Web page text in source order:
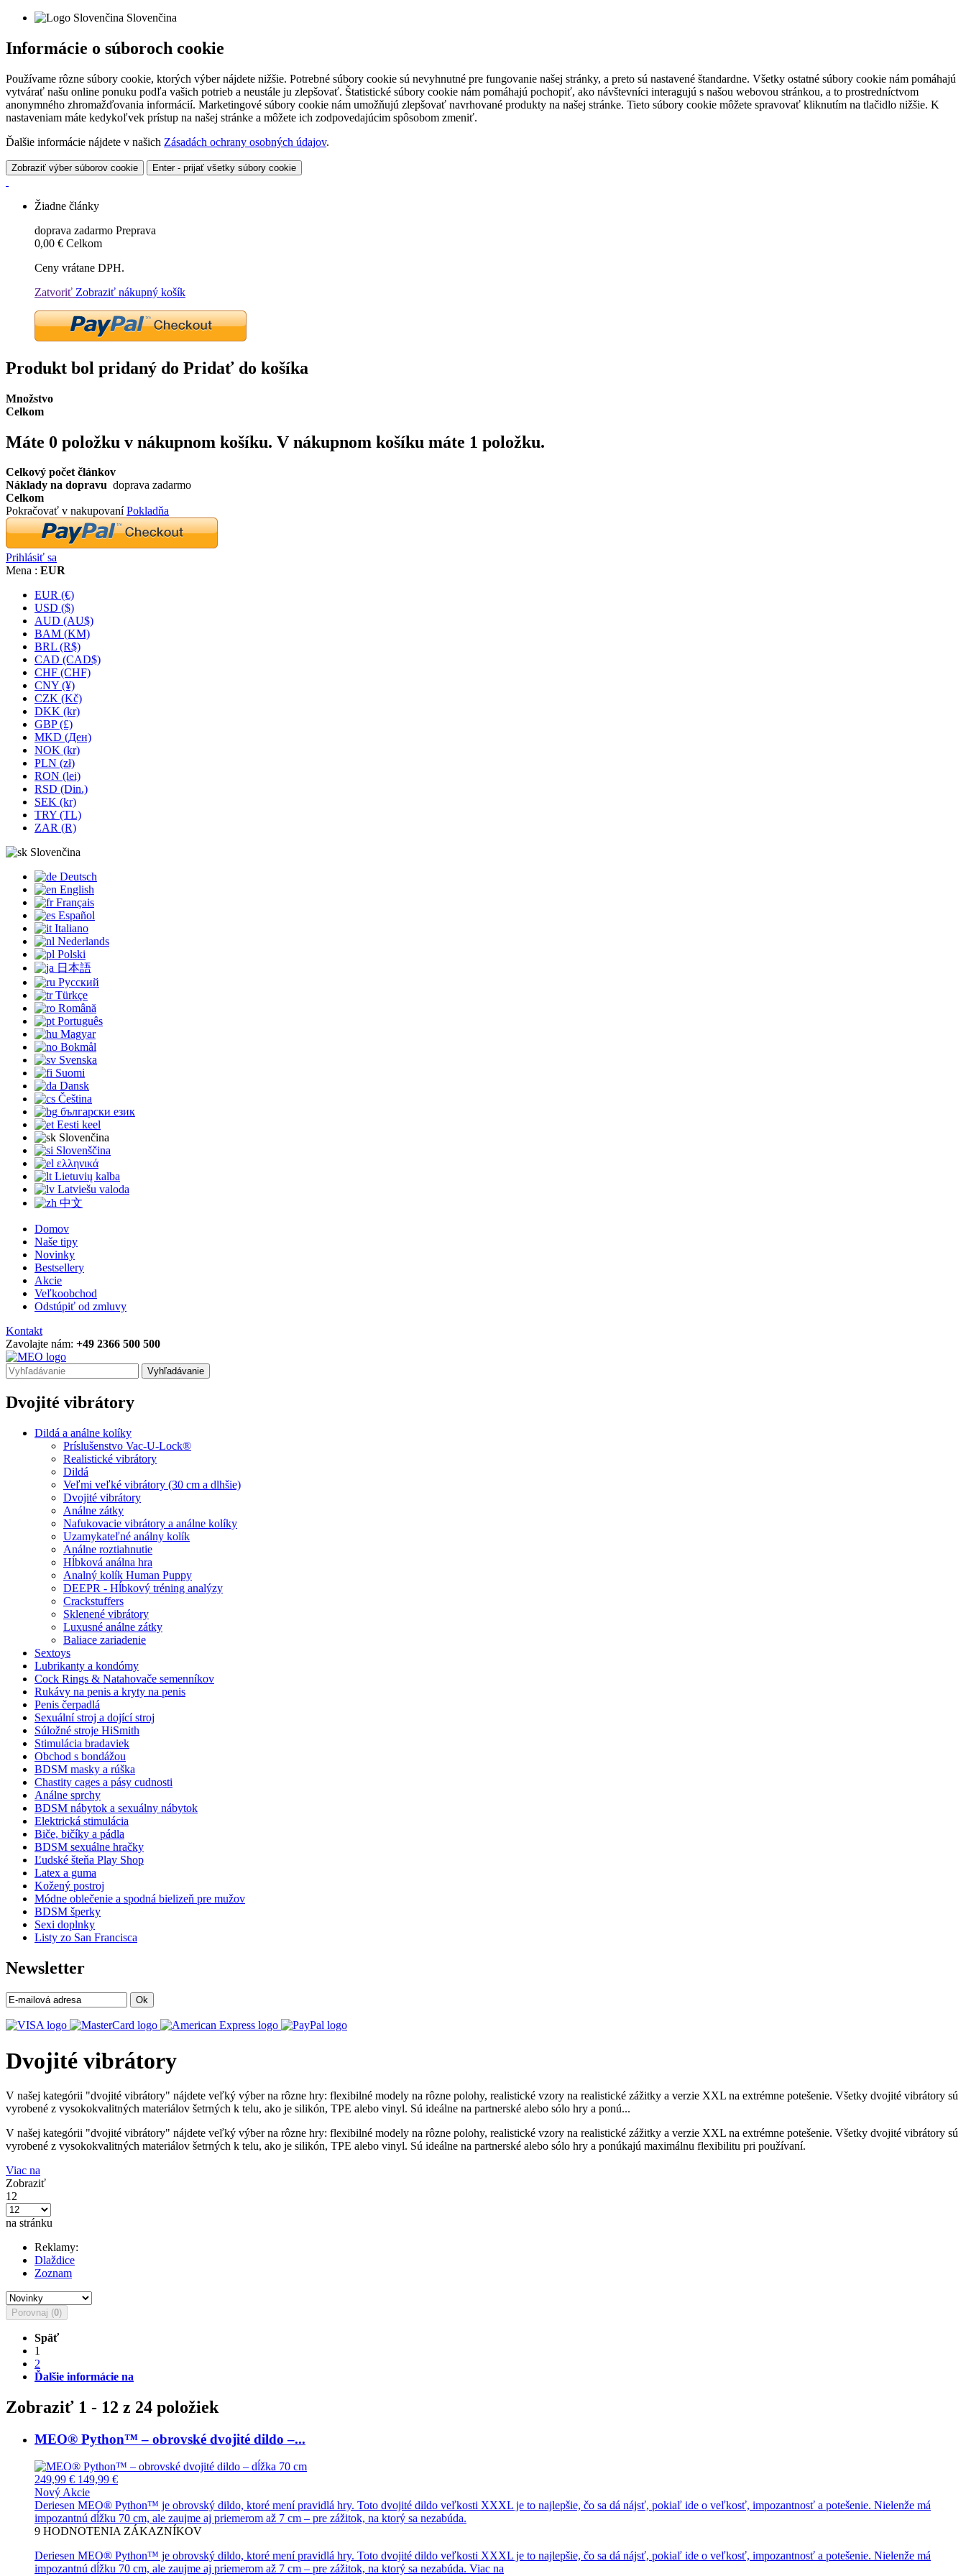
Slovenčina
Informácie o súboroch cookie
Používame rôzne súbory cookie, ktorých výber nájdete nižšie. Potrebné súbory cookie sú nevyhnutné pre fungovanie našej stránky, a preto sú nastavené štandardne. Všetky ostatné súbory cookie nám pomáhajú
vytvárať našu online ponuku podľa vašich potrieb a neustále ju zlepšovať. Štatistické súbory cookie nám pomáhajú pochopiť, ako návštevníci interagujú s našou webovou stránkou, a to prostredníctvom
anonymného zhromažďovania informácií. Marketingové súbory cookie nám umožňujú zlepšovať navrhované produkty na našej stránke. Tieto súbory cookie môžete spravovať kliknutím na tlačidlo nižšie. K
nastaveniam máte kedykoľvek prístup na našej stránke a môžete ich zodpovedajúcim spôsobom zmeniť.
Ďalšie informácie nájdete v našich Zásadách ochrany osobných údajov.
Zobraziť výber súborov cookie Enter - prijať všetky súbory cookie
Žiadne články
doprava zadarmo Preprava
0,00 € Celkom
Ceny vrátane DPH.
Zatvoriť Zobraziť nákupný košík
Produkt bol pridaný do Pridať do košíka
Množstvo
Celkom
Máte 0 položku v nákupnom košíku. V nákupnom košíku máte 1 položku.
Celkový počet článkov
Náklady na dopravu doprava zadarmo
Celkom
Pokračovať v nakupovaníPokladňa
Prihlásiť sa
Mena : EUR
EUR (€)
USD ($)
AUD (AU$)
BAM (KM)
BRL (R$)
CAD (CAD$)
CHF (CHF)
CNY (¥)
CZK (Kč)
DKK (kr)
GBP (£)
MKD (Ден)
NOK (kr)
PLN (zł)
RON (lei)
RSD (Din.)
SEK (kr)
TRY (TL)
ZAR (R)
Slovenčina
Deutsch
English
Français
Español
Italiano
Nederlands
Polski
日本語
Русский
Türkçe
Română
Português
Magyar
Bokmål
Svenska
Suomi
Dansk
Čeština
български език
Eesti keel
Slovenčina
Slovenščina
ελληνικά
Lietuvių kalba
Latviešu valoda
中文
Domov
Naše tipy
Novinky
Bestsellery
Akcie
Veľkoobchod
Odstúpiť od zmluvy
Kontakt
Zavolajte nám: +49 2366 500 500
Vyhľadávanie
Dvojité vibrátory
Dildá a análne kolíky
Príslušenstvo Vac-U-Lock®
Realistické vibrátory
Dildá
Veľmi veľké vibrátory (30 cm a dlhšie)
Dvojité vibrátory
Análne zátky
Nafukovacie vibrátory a análne kolíky
Uzamykateľné análny kolík
Análne roztiahnutie
Hĺbková análna hra
Analný kolík Human Puppy
DEEPR - Hĺbkový tréning analýzy
Crackstuffers
Sklenené vibrátory
Luxusné análne zátky
Baliace zariadenie
Sextoys
Lubrikanty a kondómy
Cock Rings & Natahovače semenníkov
Rukávy na penis a kryty na penis
Penis čerpadlá
Sexuální stroj a dojící stroj
Súložné stroje HiSmith
Stimulácia bradaviek
Obchod s bondážou
BDSM masky a rúška
Chastity cages a pásy cudnosti
Análne sprchy
BDSM nábytok a sexuálny nábytok
Elektrická stimulácia
Biče, bičíky a pádla
BDSM sexuálne hračky
Ľudské šteňa Play Shop
Latex a guma
Kožený postroj
Módne oblečenie a spodná bielizeň pre mužov
BDSM šperky
Sexi doplnky
Listy zo San Francisca
Newsletter
Ok
Dvojité vibrátory
V našej kategórii "dvojité vibrátory" nájdete veľký výber na rôzne hry: flexibilné modely na rôzne polohy, realistické vzory na realistické zážitky a verzie XXL na extrémne potešenie. Všetky dvojité vibrátory sú
vyrobené z vysokokvalitných materiálov šetrných k telu, ako je silikón, TPE alebo vinyl. Sú ideálne na partnerské alebo sólo hry a ponú...
V našej kategórii "dvojité vibrátory" nájdete veľký výber na rôzne hry: flexibilné modely na rôzne polohy, realistické vzory na realistické zážitky a verzie XXL na extrémne potešenie. Všetky dvojité vibrátory sú
vyrobené z vysokokvalitných materiálov šetrných k telu, ako je silikón, TPE alebo vinyl. Sú ideálne na partnerské alebo sólo hry a ponúkajú maximálnu flexibilitu pri používaní.
Viac na
Zobraziť
12
na stránku
Reklamy:
Dlaždice
Zoznam
Porovnaj (0)
Späť
1
2
Ďalšie informácie na
Zobraziť 1 - 12 z 24 položiek
MEO® Python™ – obrovské dvojité dildo –...
249,99 € 149,99 €
NovýAkcie
Deriesen MEO® Python™ je obrovský dildo, ktoré mení pravidlá hry. Toto dvojité dildo veľkosti XXXL je to najlepšie, čo sa dá nájsť, pokiaľ ide o veľkosť, impozantnosť a potešenie. Nielenže má
impozantnú dĺžku 70 cm, ale zaujme aj priemerom až 7 cm – pre zážitok, na ktorý sa nezabúda.
9 HODNOTENIA ZÁKAZNÍKOV
Deriesen MEO® Python™ je obrovský dildo, ktoré mení pravidlá hry. Toto dvojité dildo veľkosti XXXL je to najlepšie, čo sa dá nájsť, pokiaľ ide o veľkosť, impozantnosť a potešenie. Nielenže má
impozantnú dĺžku 70 cm, ale zaujme aj priemerom až 7 cm – pre zážitok, na ktorý sa nezabúda. Viac na